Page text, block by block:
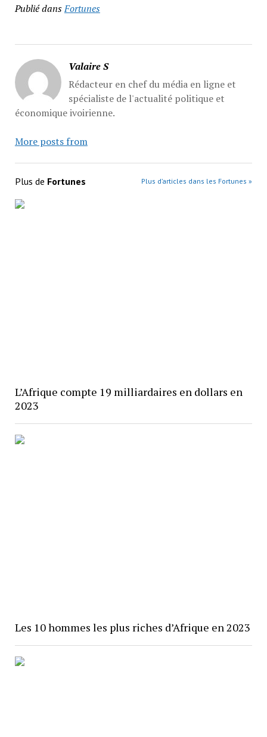
Publié dansFortunes
Valaire S
Rédacteur en chef du média en ligne et
spécialiste de l'actualité politique et
économique ivoirienne.
More posts from
Plus de Fortunes Plus d’articles dans les Fortunes »
L’Afrique compte 19 milliardaires en dollars en
2023
Les 10 hommes les plus riches d’Afrique en 2023